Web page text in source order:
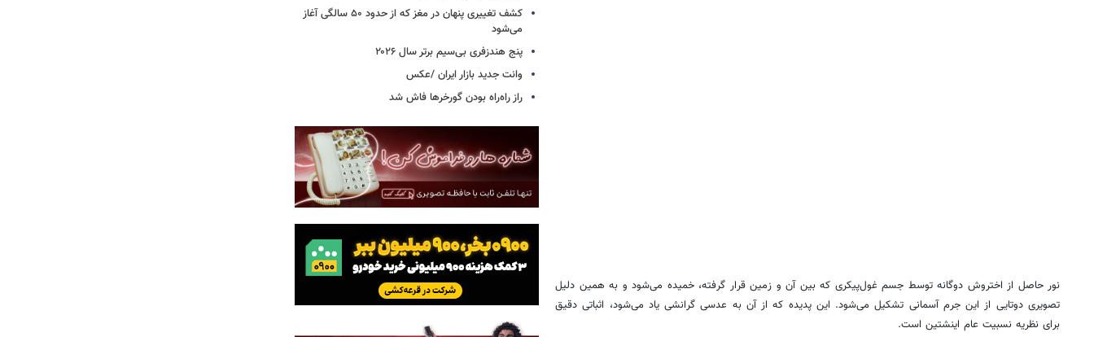
نور حاصل از اختروش دوگانه توسط جسم غول‌پیکری که بین آن و زمین قرار گرفته، خمیده می‌شود و به همین دلیل
تصویری دوتایی از این جرم آسمانی تشکیل می‌شود. این پدیده که از آن به عدسی گرانشی یاد می‌شود، اثباتی دقیق
برای نظریه نسبیت عام اینشتین است.
کشف تغییری پنهان در مغز که از حدود ۵۰ سالگی آغاز
می‌شود
پنج هندزفری بی‌سیم برتر سال ۲۰۲۶
وانت جدید بازار ایران /عکس
راز راه‌راه بودن گورخرها فاش شد